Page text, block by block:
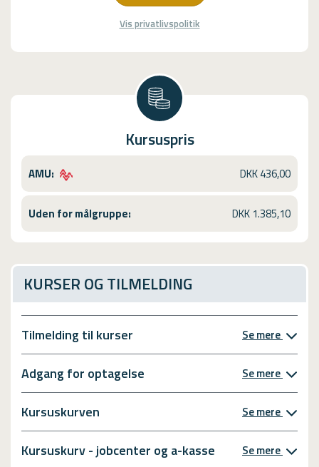
Vis privatlivspolitik
Kursuspris
AMU: DKK 436,00
Uden for målgruppe: DKK 1.385,10
KURSER OG TILMELDING
Tilmelding til kurser Se mere
Adgang for optagelse Se mere
Kursuskurven Se mere
Kursuskurv - jobcenter og a-kasse Se mere